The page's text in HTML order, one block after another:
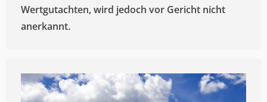
Wertgutachten, wird jedoch vor Gericht nicht
anerkannt.